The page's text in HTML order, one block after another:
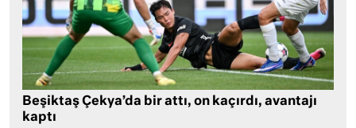
Beşiktaş Çekya’da bir attı, on kaçırdı, avantajı
kaptı